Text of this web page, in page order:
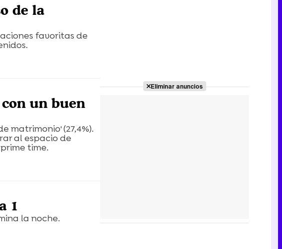
de la
favoritas de
con un buen
matrimonio' (27,4%).
al espacio de
time.
1
la noche.
Eliminar anuncios